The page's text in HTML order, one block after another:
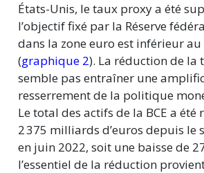
États-Unis, le taux proxy a été
l’objectif fixé par la Réserve
dans la zone euro est inférieur au
(graphique 2). La réduction de la
semble pas entraîner une
resserrement de la politique
Le total des actifs de la BCE a été
2 375 milliards d’euros depuis le
en juin 2022, soit une baisse de
l’essentiel de la réduction